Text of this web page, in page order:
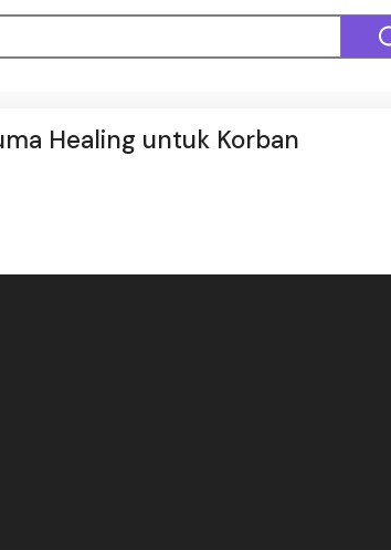
Healing untuk Korban